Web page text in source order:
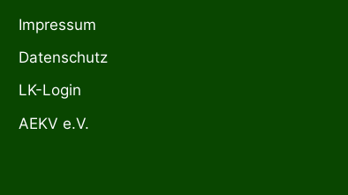
Impressum
Datenschutz
LK-Login
AEKV e.V.